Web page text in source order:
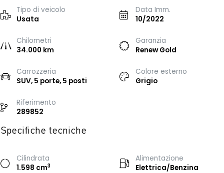
Tipo di veicolo
Usata
Data Imm.
10/2022
Chilometri
34.000 km
Garanzia
Renew Gold
Carrozzeria
SUV, 5 porte, 5 posti
Colore esterno
Grigio
Riferimento
289852
Specifiche tecniche
Cilindrata
1.598 cm3
Alimentazione
Elettrica/Benzina